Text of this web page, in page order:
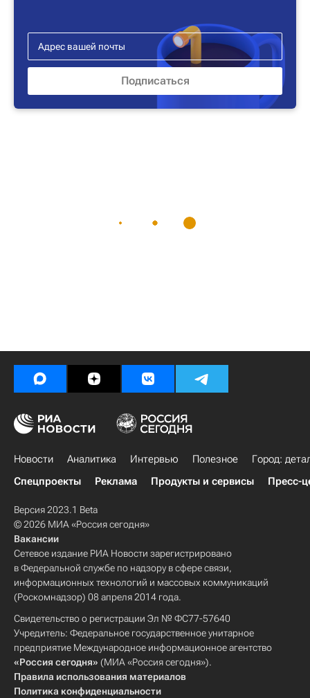
Новости Аналитика Интервью Полезное
Город:
Спецпроекты
Реклама Продукты и сервисы Пресс-
Версия 2023.1 Beta
© 2026 МИА «Россия сегодня»
Вакансии
Сетевое издание РИА Новости зарегистрировано
в Федеральной службе по надзору в сфере связи,
информационных технологий и массовых коммуникаций
(Роскомнадзор) 08 апреля 2014 года.
Свидетельство о регистрации Эл № ФС77-57640
Учредитель: Федеральное государственное унитарное
предприятие Международное информационное агентство
«Россия сегодня» (МИА «Россия сегодня»).
Правила использования материалов
Политика конфиденциальности